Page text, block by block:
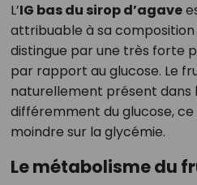
L’IG bas du sirop d’agave
attribuable à sa composition
distingue par une très forte
par rapport au glucose. Le
naturellement présent dans
différemment du glucose,
moindre sur la glycémie.
Le métabolisme du